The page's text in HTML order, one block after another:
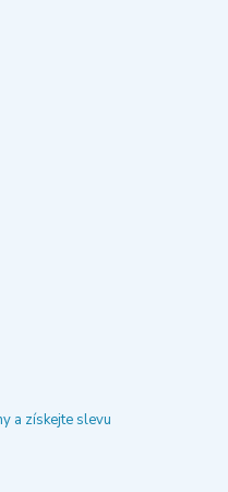
a získejte slevu